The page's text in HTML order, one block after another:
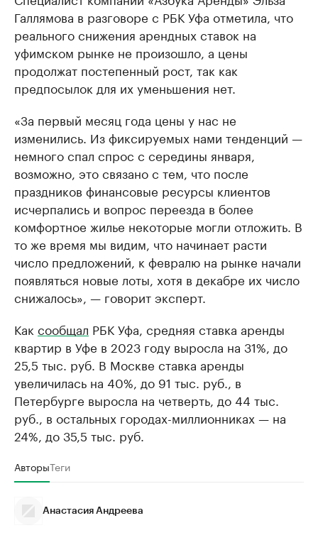
Галлямова в разговоре с РБК Уфа отметила, что
реального снижения арендных ставок на
уфимском рынке не произошло, а цены
продолжат постепенный рост, так как
предпосылок для их уменьшения нет.
«За первый месяц года цены у нас не
изменились. Из фиксируемых нами тенденций —
немного спал спрос с середины января,
возможно, это связано с тем, что после
праздников финансовые ресурсы клиентов
исчерпались и вопрос переезда в более
комфортное жилье некоторые могли отложить. В
то же время мы видим, что начинает расти
число предложений, к февралю на рынке начали
появляться новые лоты, хотя в декабре их число
снижалось», — говорит эксперт.
Как сообщал РБК Уфа, средняя ставка аренды
квартир в Уфе в 2023 году выросла на 31%, до
25,5 тыс. руб. В Москве ставка аренды
увеличилась на 40%, до 91 тыс. руб., в
Петербурге выросла на четверть, до 44 тыс.
руб., в остальных городах-миллионниках — на
24%, до 35,5 тыс. руб.
АвторыТеги
Анастасия Андреева